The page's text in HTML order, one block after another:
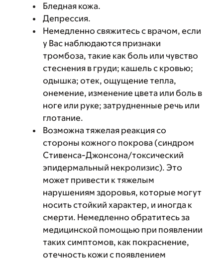
Бледная кожа.
Депрессия.
Немедленно свяжитесь с врачом, если
у Вас наблюдаются признаки
тромбоза, такие как боль или чувство
стеснения в груди; кашель с кровью;
одышка; отек, ощущение тепла,
онемение, изменение цвета или боль в
ноге или руке; затрудненные речь или
глотание.
Возможна тяжелая реакция со
стороны кожного покрова (синдром
Стивенса-Джонсона/токсический
эпидермальный некролизис). Это
может привести к тяжелым
нарушениям здоровья, которые могут
носить стойкий характер, и иногда к
смерти. Немедленно обратитесь за
медицинской помощью при появлении
таких симптомов, как покраснение,
отечность кожи с появлением